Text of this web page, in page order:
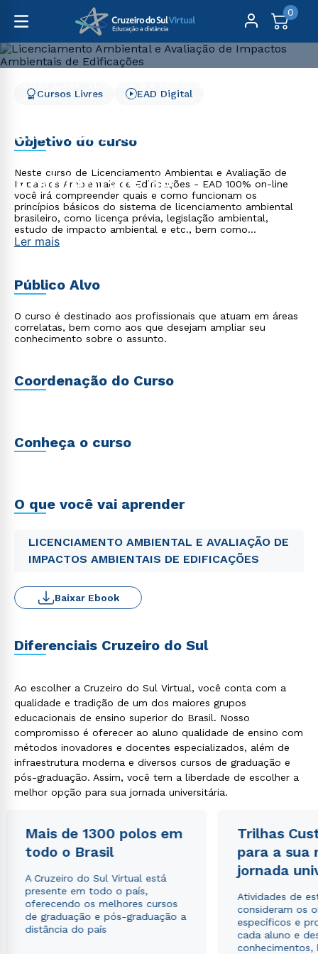
0
Licenciamento Ambiental e Avaliação de Impactos
Licenciamento Ambiental
e Avaliação de Impactos
Ambientais de
Edificações
Cursos Livres EAD Digital
Objetivo do curso
Neste curso de Licenciamento Ambiental e Avaliação de
Impactos Ambientais de Edificações - EAD 100% on-line
você irá compreender quais e como funcionam os
princípios básicos do sistema de licenciamento ambiental
brasileiro, como licença prévia, legislação ambiental,
estudo de impacto ambiental e etc., bem como
documentos para licença prévia, monitoramento ambiental,
Ler mais
Público Alvo
O curso é destinado aos profissionais que atuam em áreas
correlatas, bem como aos que desejam ampliar seu
conhecimento sobre o assunto.
Coordenação do Curso
Conheça o curso
O que você vai aprender
LICENCIAMENTO AMBIENTAL E AVALIAÇÃO DE
IMPACTOS AMBIENTAIS DE EDIFICAÇÕES
Baixar Ebook
Diferenciais Cruzeiro do Sul
Ao escolher a Cruzeiro do Sul Virtual, você conta com a
qualidade e tradição de um dos maiores grupos
educacionais de ensino superior do Brasil. Nosso
compromisso é oferecer ao aluno qualidade de ensino com
métodos inovadores e docentes especializados, além de
infraestrutura moderna e diversos cursos de graduação e
pós-graduação. Assim, você tem a liberdade de escolher a
melhor opção para sua jornada universitária.
Mais de 1300 polos em
todo o Brasil
A Cruzeiro do Sul Virtual está
presente em todo o país,
oferecendo os melhores cursos
de graduação e pós-graduação a
distância do país
Trilhas
para a sua
jornada
Atividades de
consideram os
específicos e
cada aluno e
conhecimentos,